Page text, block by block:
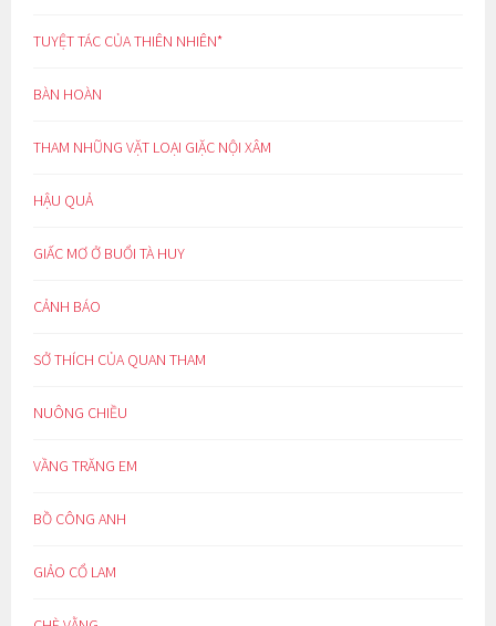
TUYỆT TÁC CỦA THIÊN NHIÊN*
BÀN HOÀN
THAM NHŨNG VẶT LOẠI GIẶC NỘI XÂM
HẬU QUẢ
GIẤC MƠ Ở BUỔI TÀ HUY
CẢNH BÁO
SỞ THÍCH CỦA QUAN THAM
NUÔNG CHIỀU
VẦNG TRĂNG EM
BỒ CÔNG ANH
GIẢO CỔ LAM